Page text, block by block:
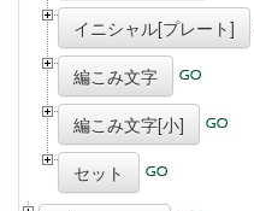
イニシャル[プレート]
編こみ文字
編こみ文字[小]
セット